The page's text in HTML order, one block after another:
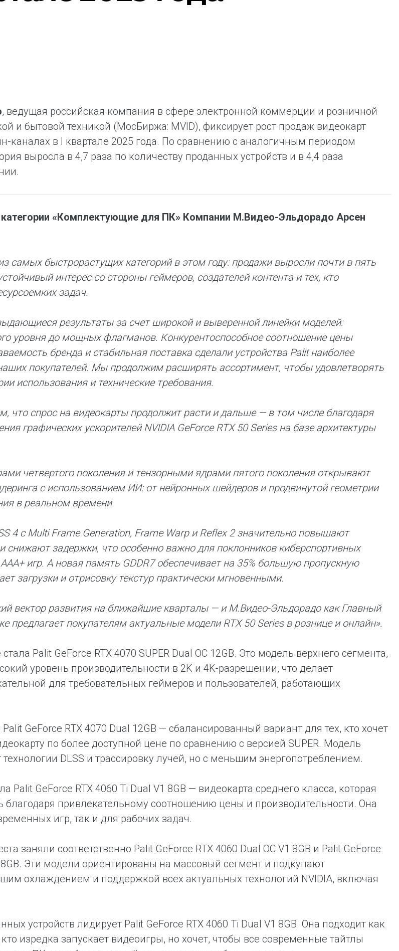
инноватор в сфере торговли
услуг и сервисов.
, ведущая российская компания в сфере электронной коммерции и розничной
и бытовой техникой (МосБиржа: MVID), фиксирует рост продаж видеокарт
каналах в I квартале 2025 года. По сравнению с аналогичным периодом
выросла в 4,7 раза по количеству проданных устройств и в 4,4 раза
«Комплектующие для ПК» Компании М.Видео-Эльдорадо Арсен
самых быстрорастущих категорий в этом году: продажи выросли почти в пять
интерес со стороны геймеров, создателей контента и тех, кто
задач.
результаты за счет широкой и выверенной линейки моделей:
уровня до мощных флагманов. Конкурентоспособное соотношение цены
бренда и стабильная поставка сделали устройства Palit наиболее
покупателей. Мы продолжим расширять ассортимент, чтобы удовлетворять
использования и технические требования.
что спрос на видеокарты продолжит расти и дальше — в том числе благодаря
графических ускорителей NVIDIA GeForce RTX 50 Series на базе архитектуры
четвертого поколения и тензорными ядрами пятого поколения открывают
с использованием ИИ: от нейронных шейдеров и продвинутой геометрии
в реальном времени.
4 с Multi Frame Generation, Frame Warp и Reflex 2 значительно повышают
снижают задержки, что особенно важно для поклонников киберспортивных
игр. А новая память GDDR7 обеспечивает на 35% большую пропускную
загрузки и отрисовку текстур практически мгновенными.
вектор развития на ближайшие кварталы — и М.Видео-Эльдорадо как Главный
предлагает покупателям актуальные модели RTX 50 Series в рознице и онлайн».
Palit GeForce RTX 4070 SUPER Dual OC 12GB. Это модель верхнего сегмента,
уровень производительности в 2K и 4K-разрешении, что делает
для требовательных геймеров и пользователей, работающих
GeForce RTX 4070 Dual 12GB — сбалансированный вариант для тех, кто хочет
по более доступной цене по сравнению с версией SUPER. Модель
DLSS и трассировку лучей, но с меньшим энергопотреблением.
Palit GeForce RTX 4060 Ti Dual V1 8GB — видеокарта среднего класса, которая
благодаря привлекательному соотношению цены и производительности. Она
игр, так и для рабочих задач.
заняли соответственно Palit GeForce RTX 4060 Dual OC V1 8GB и Palit GeForce
8GB. Эти модели ориентированы на массовый сегмент и подкупают
охлаждением и поддержкой всех актуальных технологий NVIDIA, включая
устройств лидирует Palit GeForce RTX 4060 Ti Dual V1 8GB. Она подходит как
изредка запускает видеоигры, но хочет, чтобы все современные тайтлы